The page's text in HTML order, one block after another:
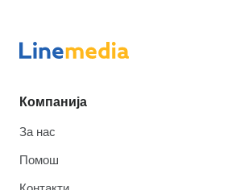
Компанија
За нас
Помош